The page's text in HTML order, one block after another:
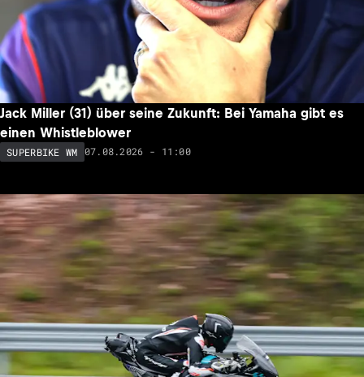
Jack Miller (31) über seine Zukunft: Bei Yamaha gibt es
einen Whistleblower
SUPERBIKE WM 07.08.2026 - 11:00